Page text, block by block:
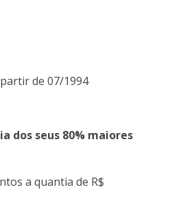
de 07/1994
dos seus 80% maiores
a quantia de R$